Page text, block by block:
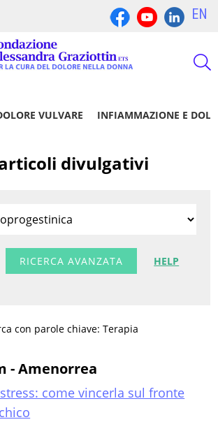
EN
VULVARE INFIAMMAZIONE E
divulgativi
RICERCA AVANZATA HELP
con parole chiave: Terapia
- Amenorrea
come vincerla sul fronte